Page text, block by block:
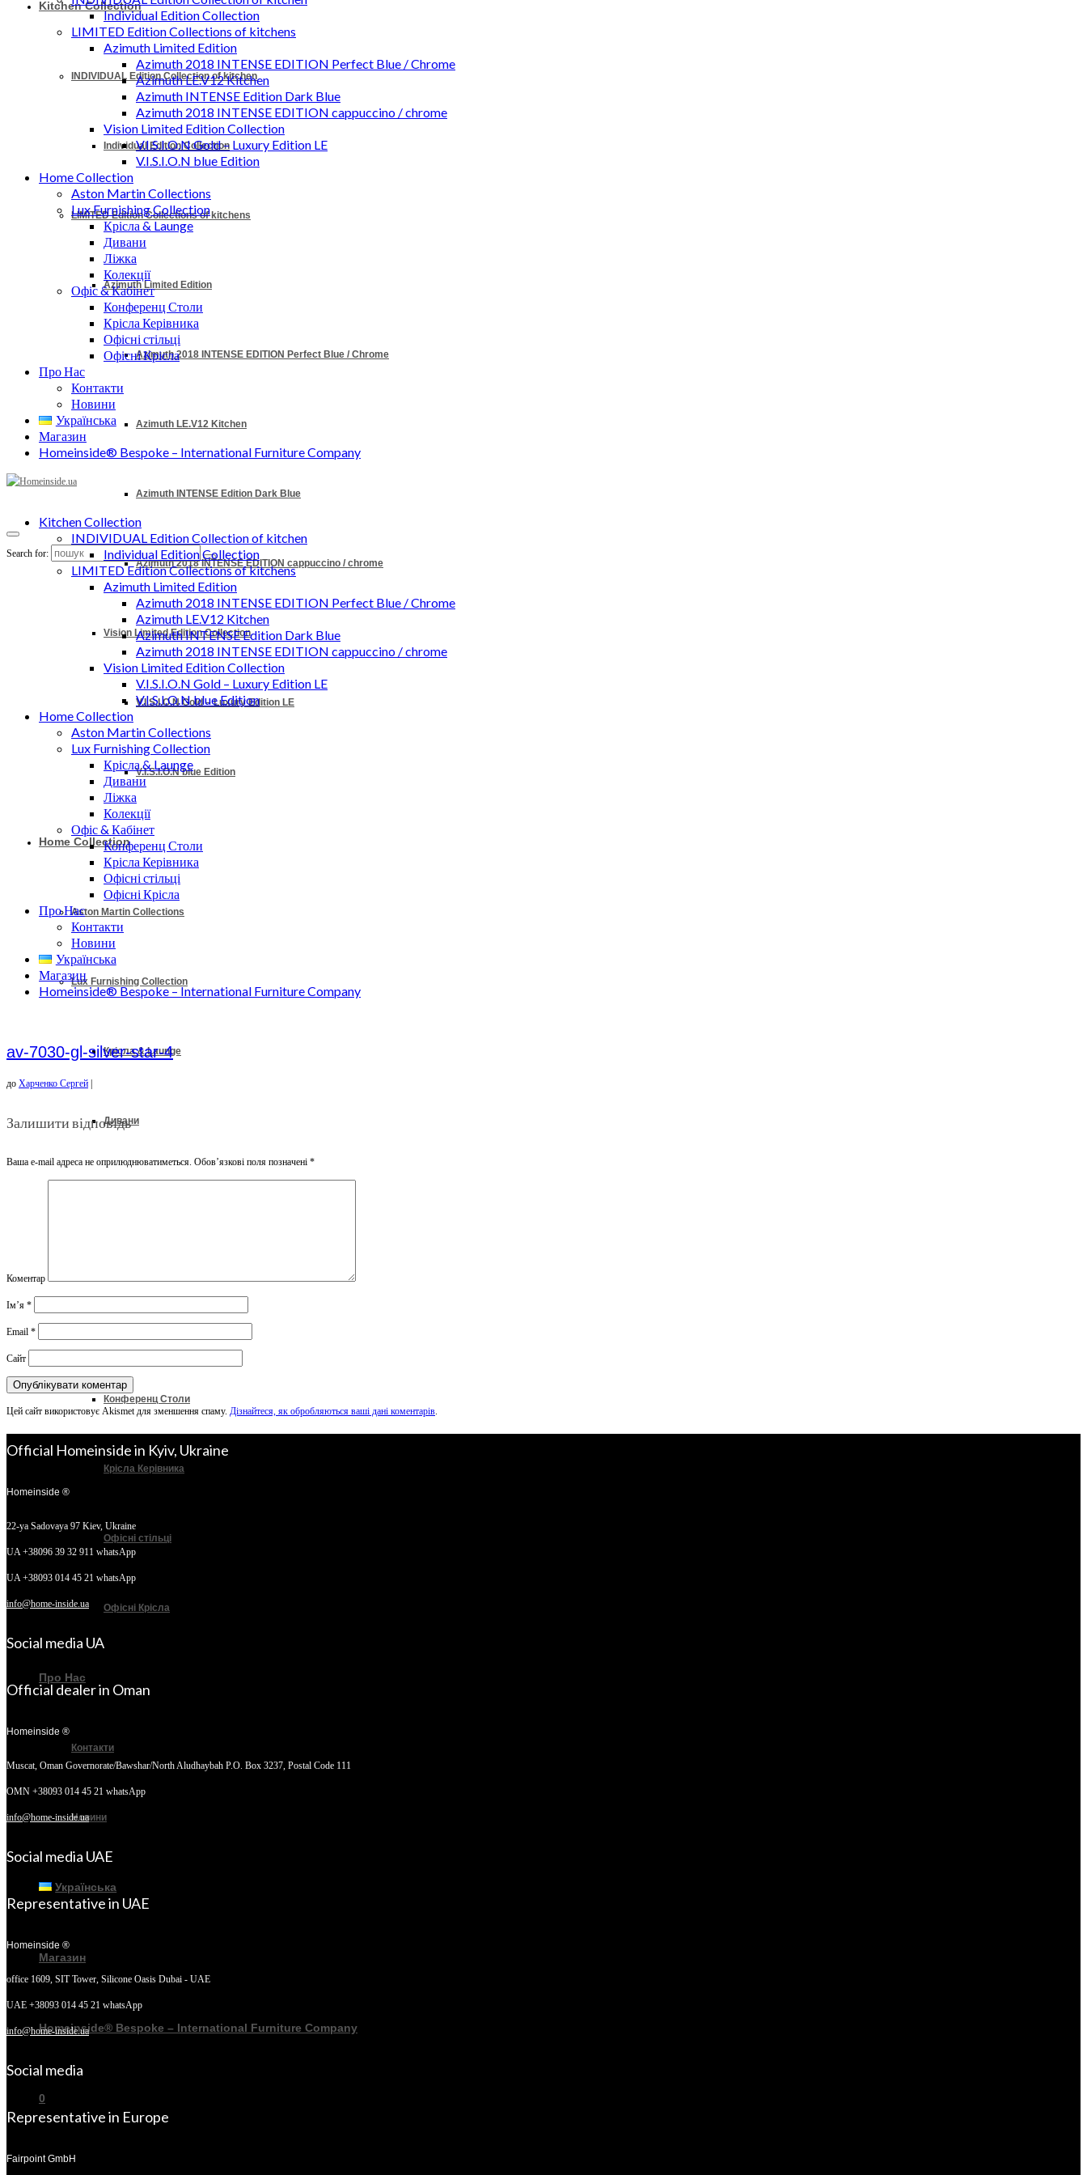
Kitchen Collection
INDIVIDUAL Edition Collection of kitchen
Individual Edition Collection
LIMITED Edition Collections of kitchens
Azimuth Limited Edition
Azimuth 2018 INTENSE EDITION Perfect Blue / Chrome
Azimuth LE.V12 Kitchen
Azimuth INTENSE Edition Dark Blue
Azimuth 2018 INTENSE EDITION cappuccino / chrome
Vision Limited Edition Collection
V.I.S.I.O.N Gold – Luxury Edition LE
V.I.S.I.O.N blue Edition
Home Collection
Aston Martin Collections
Lux Furnishing Collection
Крісла & Launge
Дивани
Конференц Столи
Крісла Керівника
Офісні стільці
Офісні Крісла
Про Нас
Контакти
Новини
Українська
Магазин
Homeinside® Bespoke – International Furniture Company
0
Individual Edition Collection
LIMITED Edition Collections of kitchens
Azimuth Limited Edition
Azimuth 2018 INTENSE EDITION Perfect Blue / Chrome
Azimuth LE.V12 Kitchen
Azimuth INTENSE Edition Dark Blue
Azimuth 2018 INTENSE EDITION cappuccino / chrome
Vision Limited Edition Collection
V.I.S.I.O.N Gold – Luxury Edition LE
V.I.S.I.O.N blue Edition
Home Collection
Aston Martin Collections
Lux Furnishing Collection
Крісла & Launge
Дивани
Ліжка
Колекції
Офіс & Кабінет
Конференц Столи
Крісла Керівника
Офісні стільці
Офісні Крісла
Про Нас
Контакти
Новини
Українська
Магазин
Homeinside® Bespoke – International Furniture Company
Search for:
Kitchen Collection
INDIVIDUAL Edition Collection of kitchen
Individual Edition Collection
LIMITED Edition Collections of kitchens
Azimuth Limited Edition
Azimuth 2018 INTENSE EDITION Perfect Blue / Chrome
Azimuth LE.V12 Kitchen
Azimuth INTENSE Edition Dark Blue
Azimuth 2018 INTENSE EDITION cappuccino / chrome
Vision Limited Edition Collection
V.I.S.I.O.N Gold – Luxury Edition LE
V.I.S.I.O.N blue Edition
Home Collection
Aston Martin Collections
Lux Furnishing Collection
Крісла & Launge
Дивани
Ліжка
Колекції
Офіс & Кабінет
Конференц Столи
Крісла Керівника
Офісні стільці
Офісні Крісла
Про Нас
Контакти
Новини
Українська
Магазин
Homeinside® Bespoke – International Furniture Company
av-7030-gl-silver-star-4
до Харченко Сергей
Залишити відповідь
Ваша e-mail адреса не оприлюднюватиметься. Обов’язкові поля позначені *
Коментар
Ім’я *
Email *
Сайт
Цей сайт використовує Akismet для зменшення спаму. Дізнайтеся, як обробляються ваші дані коментарів.
Official Homeinside in Kyiv, Ukraine
Homeinside ®
22-ya Sadovaya 97 Kiev, Ukraine
UA +38096 39 32 911 whatsApp
UA +38093 014 45 21 whatsApp
info@home-inside.ua
Social media UA
Official dealer in Oman
Homeinside ®
Muscat, Oman Governorate/Bawshar/North Aludhaybah P.O. Box 3237, Postal Code 111
OMN +38093 014 45 21 whatsApp
info@home-inside.ua
Social media UAE
Representative in UAE
Homeinside ®
office 1609, SIT Tower, Silicone Oasis Dubai - UAE
UAE +38093 014 45 21 whatsApp
info@home-inside.ua
Social media
Representative in Europe
Fairpoint GmbH